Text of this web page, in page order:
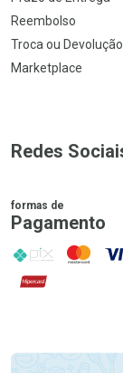
Reembolso
Troca ou Devolução
Marketplace
Redes
formas de
Pagamento
PIX
Hipercard